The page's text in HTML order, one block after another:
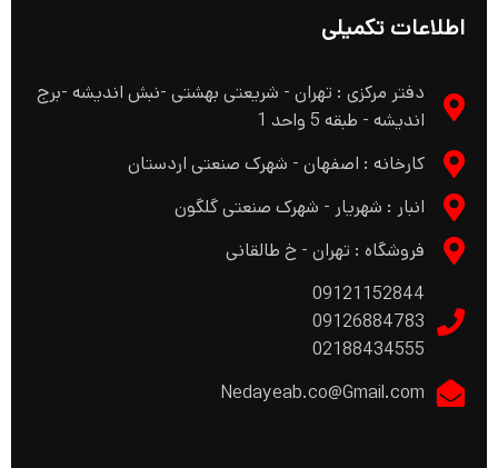
اطلاعات تکمیلی
دفتر مرکزی : تهران - شریعتی بهشتی -نبش اندیشه -برج
اندیشه - طبقه 5 واحد 1
کارخانه : اصفهان - شهرک صنعتی اردستان
انبار : شهریار - شهرک صنعتی گلگون
فروشگاه : تهران - خ طالقانی
09121152844
09126884783
02188434555
Nedayeab.co@Gmail.com